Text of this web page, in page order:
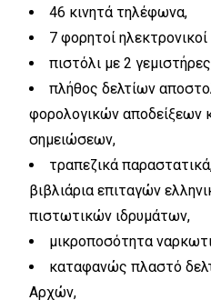
46 κινητά τηλέφωνα,
7 φορητοί
πιστόλι με 2
πλήθος δελτίων
φορολογικών αποδείξεων
σημειώσεων,
τραπεζικά
βιβλιάρια επιταγών
πιστωτικών ιδρυμάτων,
μικροποσότητα
καταφανώς πλαστό
Αρχών,